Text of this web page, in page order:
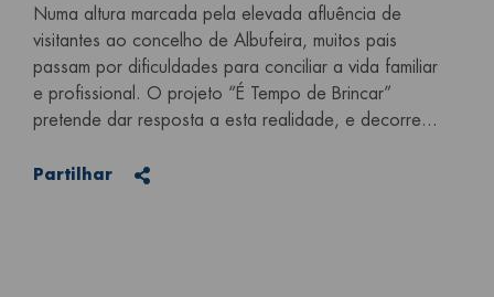
Numa altura marcada pela elevada afluência de
visitantes ao concelho de Albufeira, muitos pais
passam por dificuldades para conciliar a vida familiar
e profissional. O projeto “É Tempo de Brincar”
pretende dar resposta a esta realidade, e decorre...
Partilhar Partilhar